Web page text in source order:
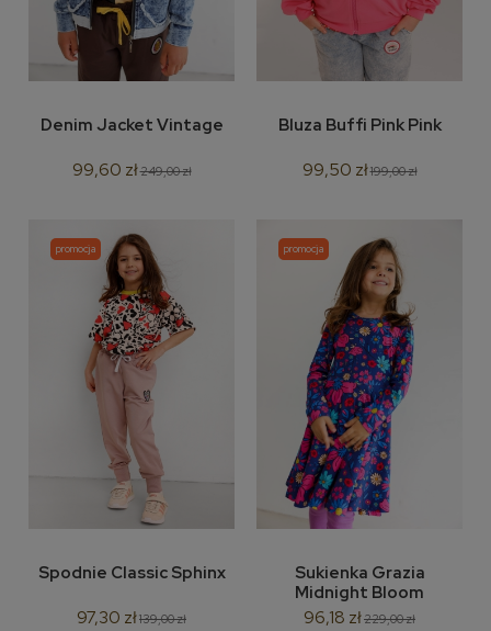
Denim Jacket Vintage
99,60 zł249,00 zł
Bluza Buffi Pink Pink
99,50 zł199,00 zł
Spodnie Classic Sphinx
97,30 zł139,00 zł
promocja
Sukienka Grazia
Midnight Bloom
96,18 zł229,00 zł
promocja